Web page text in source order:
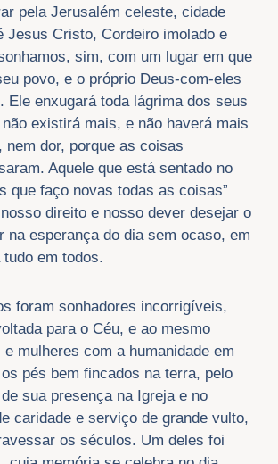
pela Jerusalém celeste, cidade
Jesus Cristo, Cordeiro imolado e
sim, com um lugar em que
povo, e o próprio Deus-com-eles
Ele enxugará toda lágrima dos seus
existirá mais, e não haverá mais
nem dor, porque as coisas
Aquele que está sentado no
que faço novas todas as coisas”
direito e nosso dever desejar o
na esperança do dia sem ocaso, em
em todos.
sonhadores incorrigíveis,
para o Céu, e ao mesmo
e mulheres com a humanidade em
pés bem fincados na terra, pelo
sua presença na Igreja e no
caridade e serviço de grande vulto,
os séculos. Um deles foi